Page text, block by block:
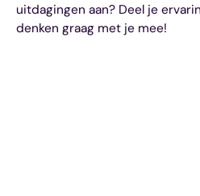
uitdagingen aan? Deel je
denken graag met je mee!